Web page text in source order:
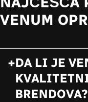
VENUM
DA LI JE
BRENDOVA?